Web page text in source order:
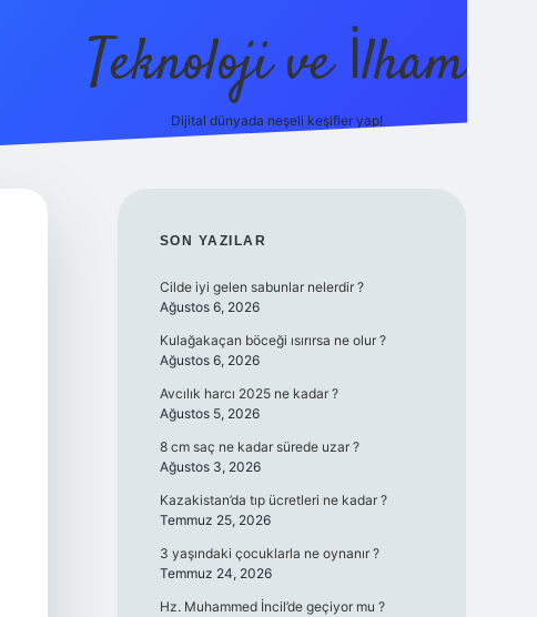
Teknoloji ve İlham
Dijital dünyada neşeli keşifler yap!
SIDEBAR
SON YAZILAR
Cilde iyi gelen sabunlar nelerdir ?
Ağustos 6, 2026
Kulağakaçan böceği ısırırsa ne olur ?
Ağustos 6, 2026
Avcılık harcı 2025 ne kadar ?
Ağustos 5, 2026
8 cm saç ne kadar sürede uzar ?
Ağustos 3, 2026
Kazakistan’da tıp ücretleri ne kadar ?
Temmuz 25, 2026
3 yaşındaki çocuklarla ne oynanır ?
Temmuz 24, 2026
Hz. Muhammed İncil’de geçiyor mu ?